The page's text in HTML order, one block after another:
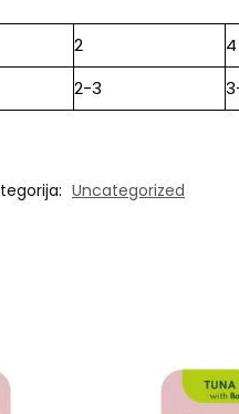
2 4
2-3
Uncategorized